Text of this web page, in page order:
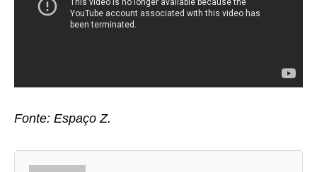
Fonte: Espaço Z.